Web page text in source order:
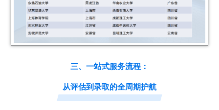
三、一站式服务流程：
从评估到录取的全周期护航